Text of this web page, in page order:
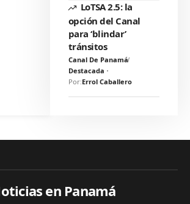
LoTSA 2.5: la
opción del Canal
para ‘blindar’
tránsitos
Canal De Panamá
Destacada
Por:Errol Caballero
en Panamá